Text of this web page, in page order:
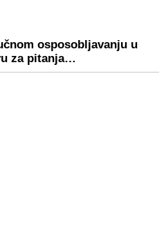
osposobljavanju u
za pitanja…